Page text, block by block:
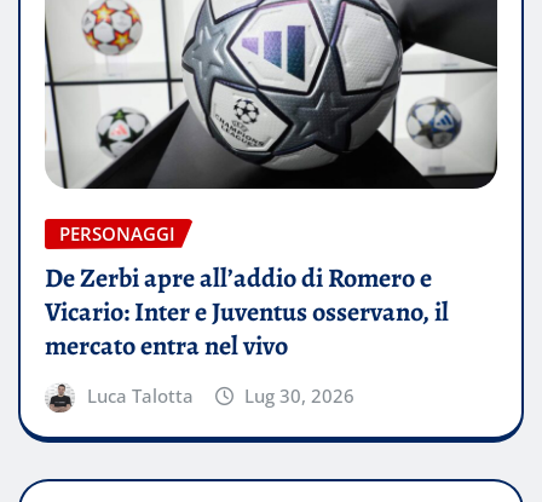
PERSONAGGI
De Zerbi apre all’addio di Romero e
Vicario: Inter e Juventus osservano, il
mercato entra nel vivo
Luca Talotta Lug 30, 2026